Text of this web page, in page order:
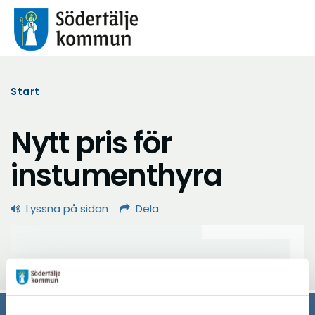
Start
Nytt pris för
instumenthyra
Lyssna på sidan Dela